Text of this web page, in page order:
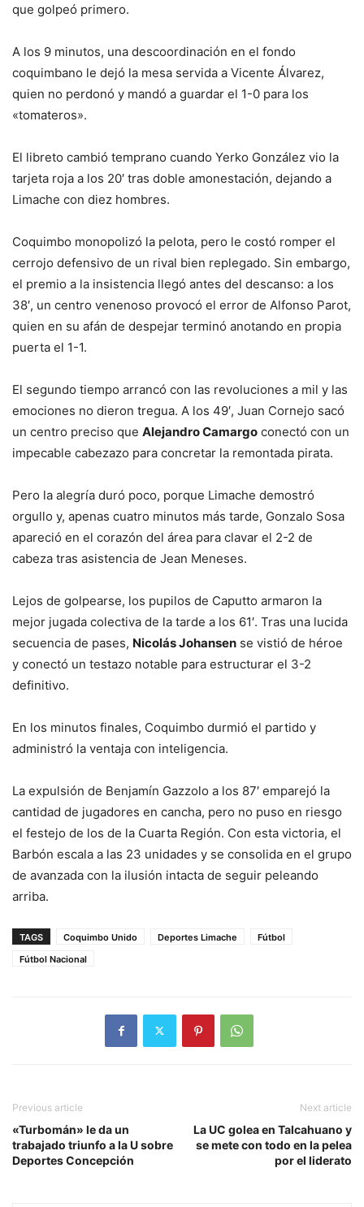
que golpeó primero.
A los 9 minutos, una descoordinación en el fondo
coquimbano le dejó la mesa servida a Vicente Álvarez,
quien no perdonó y mandó a guardar el 1-0 para los
«tomateros».
El libreto cambió temprano cuando Yerko González vio la
tarjeta roja a los 20′ tras doble amonestación, dejando a
Limache con diez hombres.
Coquimbo monopolizó la pelota, pero le costó romper el
cerrojo defensivo de un rival bien replegado. Sin embargo,
el premio a la insistencia llegó antes del descanso: a los
38′, un centro venenoso provocó el error de Alfonso Parot,
quien en su afán de despejar terminó anotando en propia
puerta el 1-1.
El segundo tiempo arrancó con las revoluciones a mil y las
emociones no dieron tregua. A los 49′, Juan Cornejo sacó
un centro preciso que Alejandro Camargo conectó con un
impecable cabezazo para concretar la remontada pirata.
Pero la alegría duró poco, porque Limache demostró
orgullo y, apenas cuatro minutos más tarde, Gonzalo Sosa
apareció en el corazón del área para clavar el 2-2 de
cabeza tras asistencia de Jean Meneses.
Lejos de golpearse, los pupilos de Caputto armaron la
mejor jugada colectiva de la tarde a los 61′. Tras una lucida
secuencia de pases, Nicolás Johansen se vistió de héroe
y conectó un testazo notable para estructurar el 3-2
definitivo.
En los minutos finales, Coquimbo durmió el partido y
administró la ventaja con inteligencia.
La expulsión de Benjamín Gazzolo a los 87′ emparejó la
cantidad de jugadores en cancha, pero no puso en riesgo
el festejo de los de la Cuarta Región. Con esta victoria, el
Barbón escala a las 23 unidades y se consolida en el grupo
de avanzada con la ilusión intacta de seguir peleando
arriba.
TAGS Coquimbo Unido Deportes Limache
Fútbol
Fútbol Nacional
Previous article
«Turbomán» le da un
trabajado triunfo a la U sobre
Deportes Concepción
Next article
La UC golea en Talcahuano y
se mete con todo en la pelea
por el liderato